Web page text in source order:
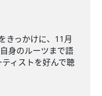
きっかけに、11月
身のルーツまで語
ィストを好んで聴